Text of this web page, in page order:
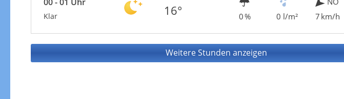
Klar 16° 0 % 0 l/m²
7 km/h
Weitere Stunden anzeigen